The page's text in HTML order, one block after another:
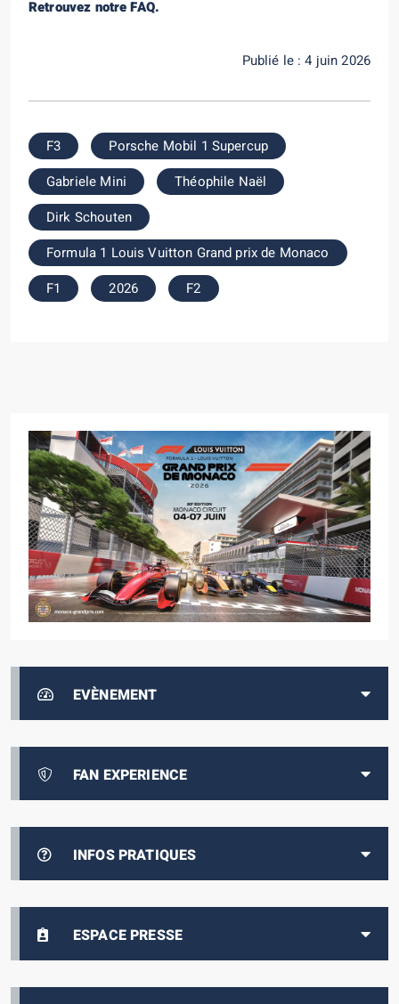
EVÈNEMENT
FAN EXPERIENCE
INFOS PRATIQUES
ESPACE PRESSE
Retrouvez notre FAQ.
Publié le : 4 juin 2026
F3
Porsche Mobil 1 Supercup
Gabriele Mini
Théophile Naël
Dirk Schouten
Formula 1 Louis Vuitton Grand prix de Monaco
F1
2026 F2